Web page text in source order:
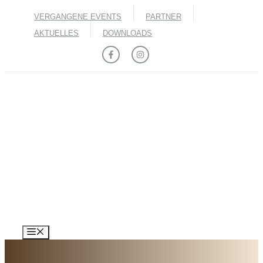
springen
VERGANGENE EVENTS
PARTNER
AKTUELLES
DOWNLOADS